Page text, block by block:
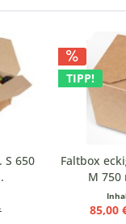
S 650
TIPP!
Faltbox
M 750
85,00